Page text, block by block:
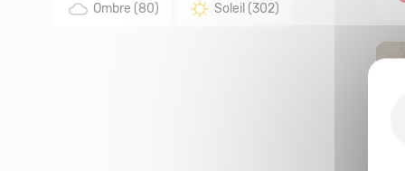
Ombre (80) Soleil (302)